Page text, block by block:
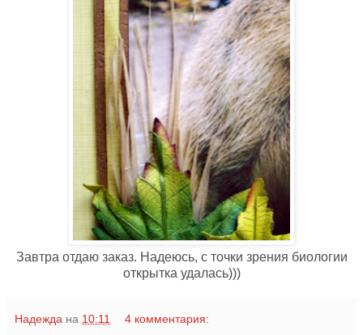
Завтра отдаю заказ. Надеюсь, с точки зрения биологии
открытка удалась)))
Надежда на 10:11 4 комментария: